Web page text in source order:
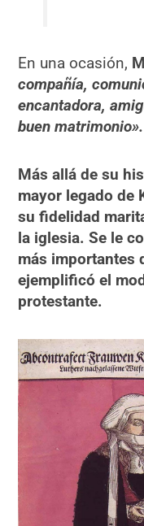
En una ocasión,
compañía,
encantadora,
buen matrimonio».
Más allá de su
mayor legado de
su fidelidad
la iglesia. Se le
más importantes
ejemplificó el
protestante.